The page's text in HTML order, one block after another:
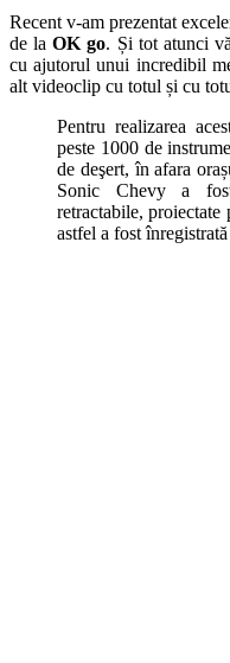
Recent v-am prezentat
de laOK go. Și tot atunci
cu ajutorul unui incredibil
alt videoclip cu totul și cu
Pentru realizarea
peste 1000 de
de deşert, în afara
Sonic Chevy a
retractabile, proiectate
astfel a fost